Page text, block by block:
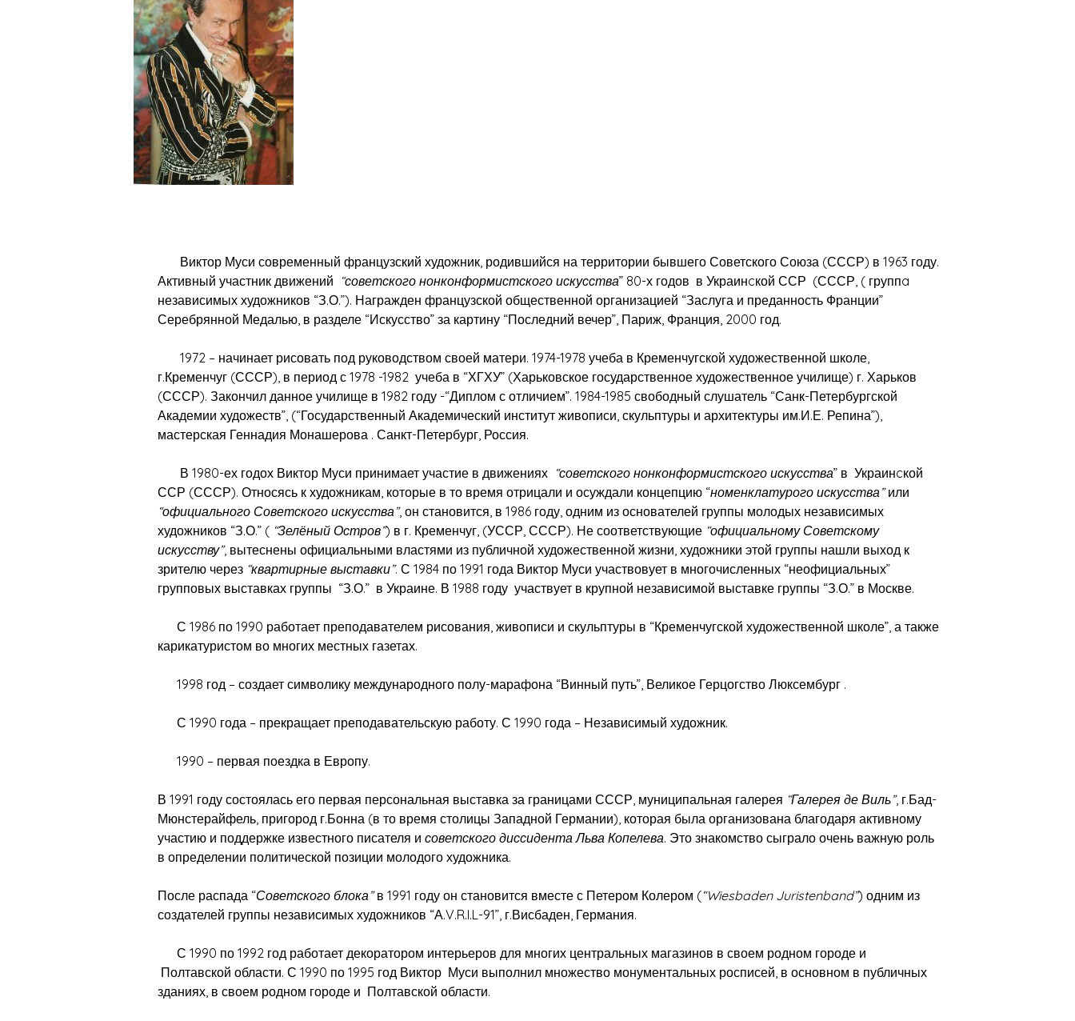
Виктор Муси современный французский художник, родившийся на территории бывшего Советского Союза (СССР) в 1963 году.
Активный участник движений “советского нонконформистского искусства” 80-х годов в Украинcкой ССР (СССР, ( группa
независимых художников “З.О.”). Награжден французской общественной организацией “Заслуга и преданность Франции”
Серебрянной Медалью, в разделе “Искусство” за картину “Последний вечер”, Париж, Франция, 2000 год.
1972 – начинает рисовать под руководством своей матери. 1974-1978 учеба в Кременчугской художественной школе,
г.Кременчуг (СССР), в период с 1978 -1982 учеба в “ХГХУ” (Харьковское государственное художественное училище) г. Харьков
(СССР). Закончил данное училище в 1982 году -“Диплом с отличием”. 1984-1985 свободный слушатель “Санк-Петербургской
Академии художеств”, (“Государственный Академический институт живописи, скульптуры и архитектуры им.И.Е. Репина”),
мастерская Геннадия Монашерова . Санкт-Петербург, Россия.
В 1980-ех годох Виктор Муси принимает участие в движениях “советского нонконформистского искусства” в Украинcкой
ССР (СССР). Относясь к художникам, которые в то время отрицали и осуждали концепцию “номенклатурого искусства”или
“официального Советского искусства”, он становится, в 1986 году, одним из основателей группы молодых независимых
художников “З.О.” ( “Зелёный Остров”) в г. Кременчуг, (УССР, СССР). Не соответствующие “официальному Советскому
искусству”, вытеснены официальными властями из публичной художественной жизни, художники этой группы нашли выход к
зрителю через “квартирные выставки”. С 1984 по 1991 года Виктор Муси участвовует в многочисленных “неофициальных”
групповых выставках группы “З.О.” в Украине. В 1988 году участвует в крупной независимой выставке группы “З.О.” в Москве.
С 1986 по 1990 работает преподавателем рисования, живописи и скульптуры в “Кременчугской художественной школе”, а также
карикатуристом во многих местных газетах.
1998 год – создает символику международного полу-марафона “Винный путь”, Великое Герцогство Люксембург .
С 1990 года – прекращает преподавательскую работу. С 1990 года – Независимый художник.
1990 – первая поездка в Европу.
В 1991 году состоялась его первая персональная выставка за границами СССР, муниципальная галерея “Галерея де Виль”, г.Бад-
Мюнстерайфель, пригород г.Бонна (в то время столицы Западной Германии), которая была организована благодаря активному
участию и поддержке известного писателя и советского диссидента Льва Копелева. Это знакомство сыграло очень важную роль
в определении политической позиции молодого художника.
После распада “Советского блока”в 1991 году он становится вместе с Петером Колером (“Wiesbaden Juristenband”) одним из
создателей группы независимых художников “А.V.R.I.L-91”, г.Висбаден, Германия.
С 1990 по 1992 год работает декоратором интерьеров для многих центральных магазинов в своем родном городе и
Полтавской области. С 1990 по 1995 год Виктор Муси выполнил множество монументальных росписей, в основном в публичных
зданиях, в своем родном городе и Полтавской области.